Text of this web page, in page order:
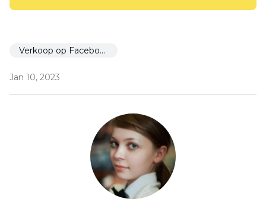
Verkoop op Facebook
Jan 10, 2023